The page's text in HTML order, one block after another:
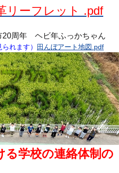
リーフレット .pdf
20周年 ヘビ年ふっかちゃん
れます） 田んぼアート地図.pdf
る学校の連絡体制の